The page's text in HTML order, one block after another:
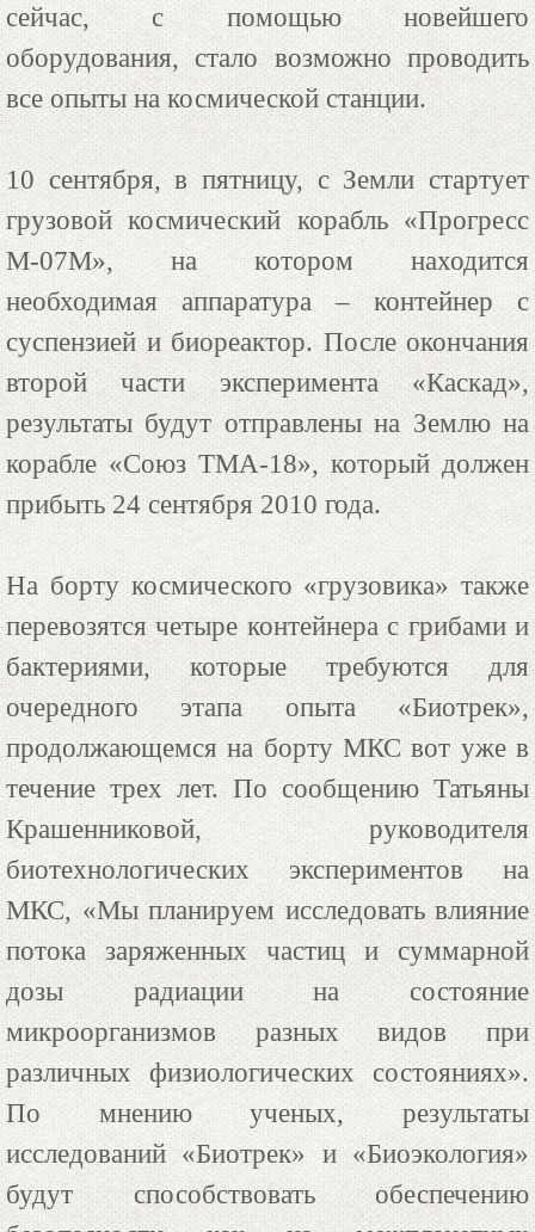
сейчас, с помощью новейшего
оборудования, стало возможно проводить
все опыты на космической станции.
10 сентября, в пятницу, с Земли стартует
грузовой космический корабль «Прогресс
М-07М», на котором находится
необходимая аппаратура – контейнер с
суспензией и биореактор. После окончания
второй части эксперимента «Каскад»,
результаты будут отправлены на Землю на
корабле «Союз ТМА-18», который должен
прибыть 24 сентября 2010 года.
На борту космического «грузовика» также
перевозятся четыре контейнера с грибами и
бактериями, которые требуются для
очередного этапа опыта «Биотрек»,
продолжающемся на борту МКС вот уже в
течение трех лет. По сообщению Татьяны
Крашенниковой, руководителя
биотехнологических экспериментов на
МКС, «Мы планируем исследовать влияние
потока заряженных частиц и суммарной
дозы радиации на состояние
микроорганизмов разных видов при
различных физиологических состояниях».
По мнению ученых, результаты
исследований «Биотрек» и «Биоэкология»
будут способствовать обеспечению